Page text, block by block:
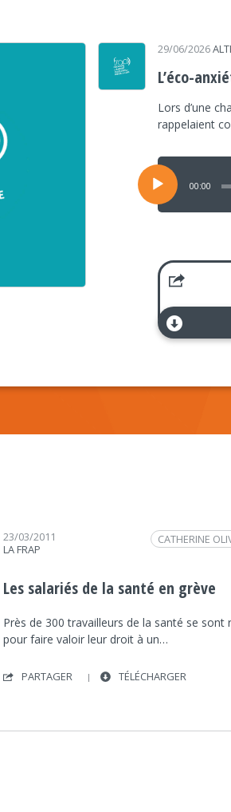
29/06/2026
L’éco-
Lors d’une
rappelaient
Lecteur
audio
00:00
23/03/2011
LA FRAP
CATHERINE
PASCAL
TRAVAIL
Les salariés de la santé en grève
Près de 300 travailleurs de la santé se sont
pour faire valoir leur droit à un…
PARTAGER TÉLÉCHARGER